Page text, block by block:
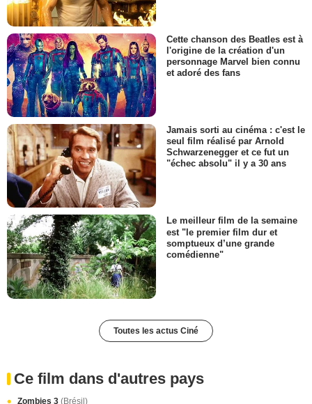
Cette chanson des Beatles est à
l'origine de la création d'un
personnage Marvel bien connu
et adoré des fans
Jamais sorti au cinéma : c'est le
seul film réalisé par Arnold
Schwarzenegger et ce fut un
"échec absolu" il y a 30 ans
Le meilleur film de la semaine
est "le premier film dur et
somptueux d’une grande
comédienne"
Toutes les actus Ciné
Ce film dans d'autres pays
Zombies 3 (Brésil)